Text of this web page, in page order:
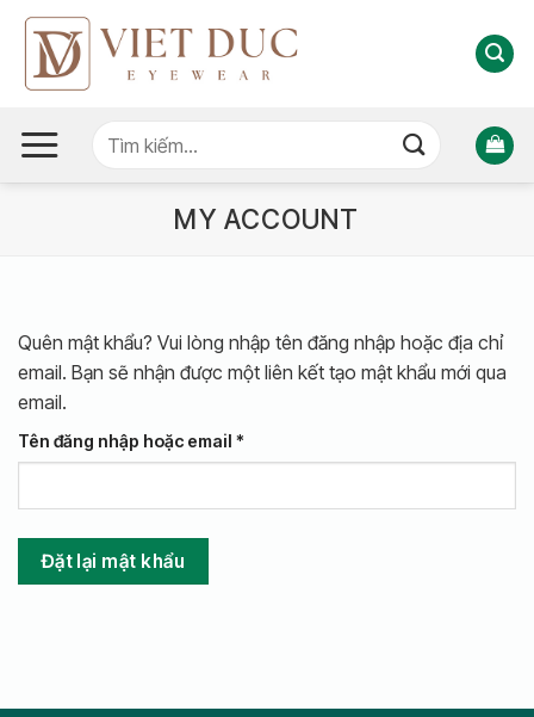
Tìm
MY ACCOUNT
Quên mật khẩu? Vui lòng nhập tên đăng nhập hoặc địa chỉ
email. Bạn sẽ nhận được một liên kết tạo mật khẩu mới qua
email.
Tên đăng nhập hoặc email *
buộc
Đặt lại mật khẩu